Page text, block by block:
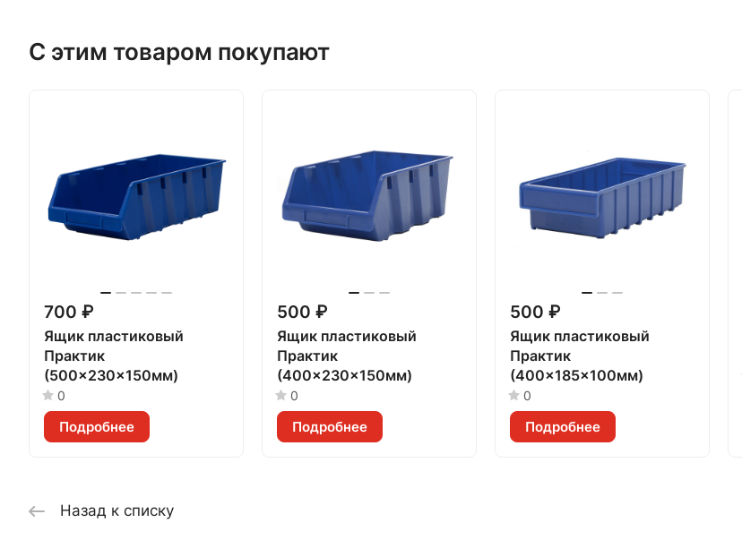
С этим товаром покупают
700 ₽
Ящик пластиковый
Практик
(500x230x150мм)
0
Подробнее
500 ₽
Ящик пластиковый
Практик
(400x230x150мм)
0
Подробнее
500 ₽
Ящик пластиковый
Практик
(400x185x100мм)
0
Подробнее
Назад к списку